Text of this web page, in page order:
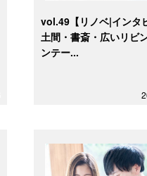
vol.49【リノベ|インタ
土間・書斎・広いリビ
ンテー...